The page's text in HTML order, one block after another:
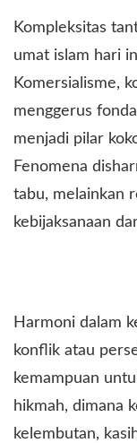
Kompleksitas
umat islam hari
Komersialisme,
menggerus
menjadi pilar
Fenomena
tabu, melainkan
kebijaksanaan
Harmoni dalam
konflik atau
kemampuan
hikmah, dimana
kelembutan,